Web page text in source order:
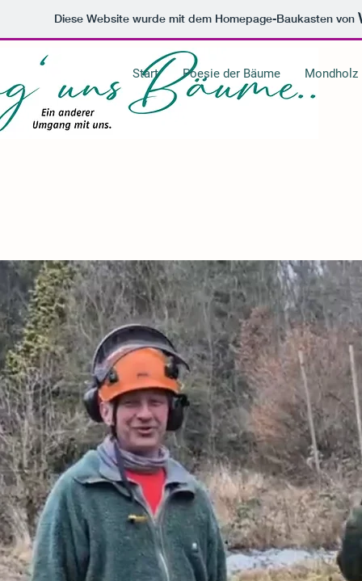
Diese Website wurde mit dem Homepage-Baukasten von
Start Poesie der Bäume Mondholz